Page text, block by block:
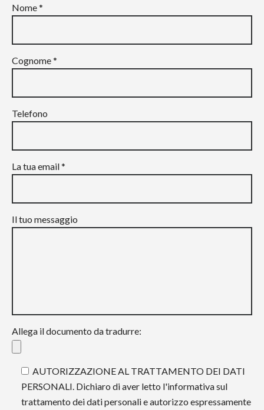
Nome *
Cognome *
Telefono
La tua email *
Il tuo messaggio
Allega il documento da tradurre:
AUTORIZZAZIONE AL TRATTAMENTO DEI DATI
PERSONALI. Dichiaro di aver letto l'informativa sul
trattamento dei dati personali e autorizzo espressamente